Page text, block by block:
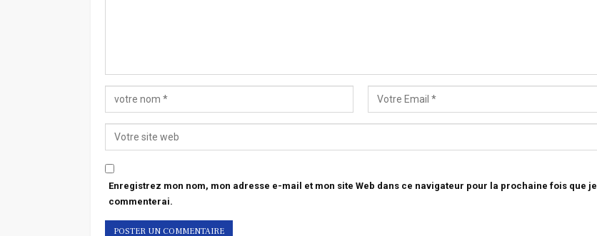
Enregistrez mon nom, mon adresse e-mail et mon site Web dans ce navigateur pour la prochaine fois que je
commenterai.